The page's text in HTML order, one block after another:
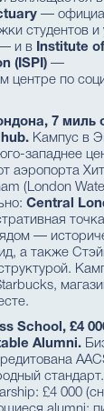
—
студентов и
и в Institute
(ISPI) —
центре по
7 миль
Кампус в
западнее
аэропорта
(London
Central
—
а также
School, £4
Alumni.
стандарт.
£4 000